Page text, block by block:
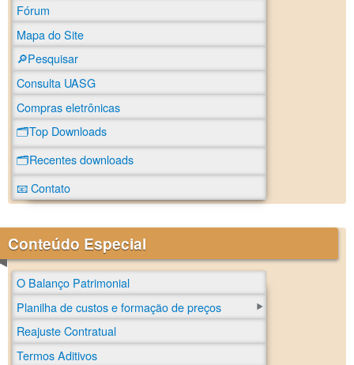
Fórum
Mapa do Site
🔎Pesquisar
Consulta UASG
Compras eletrônicas
🗂️Top Downloads
🗂️Recentes downloads
📧 Contato
Conteúdo Especial
O Balanço Patrimonial
Planilha de custos e formação de preços
Reajuste Contratual
Termos Aditivos